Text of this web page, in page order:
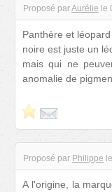
Proposé parAurélie le
Panthère et
noire est juste un
mais qui ne
anomalie de
Proposé par Philippe le
A l'origine, la